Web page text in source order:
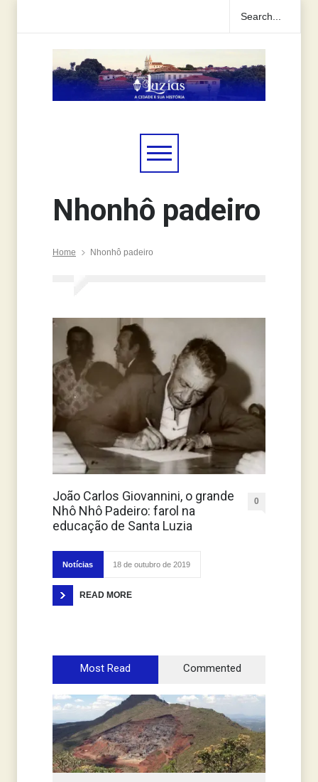
Nhonhô padeiro
Home Nhonhô padeiro
João Carlos Giovannini, o grande
Nhô Nhô Padeiro: farol na
educação de Santa Luzia
0
Notícias 18 de outubro de 2019
READ MORE
Most Read Commented